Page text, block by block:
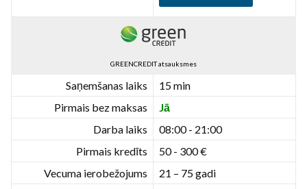
GREENCREDIT atsauksmes
Saņemšanas laiks
15 min
Pirmais bez maksas
Jā
Darba laiks
08:00 - 21:00
Pirmais kredīts
50 - 300 €
Vecuma ierobežojums
21 – 75 gadi